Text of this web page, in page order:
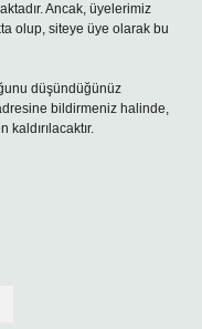
Ancak, üyelerimiz
olup, siteye üye olarak bu
düşündüğünüz
bildirmeniz halinde,